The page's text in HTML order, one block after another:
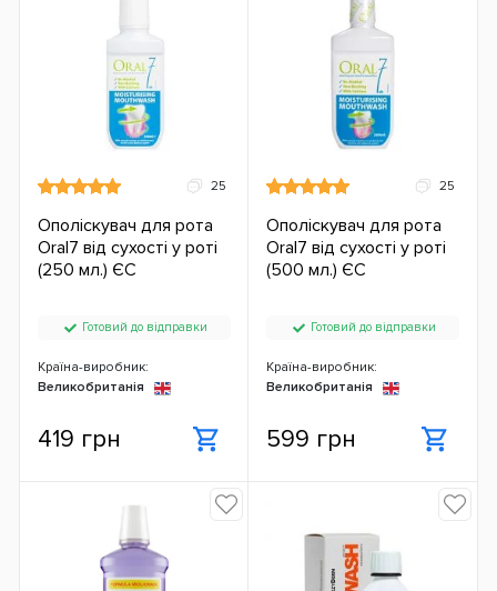
25
Ополіскувач для рота
Oral7 від сухості у роті
(250 мл.) ЄС
Готовий до відправки
Країна-виробник:
Великобританія
419 грн
25
Ополіскувач для рота
Oral7 від сухості у роті
(500 мл.) ЄС
Готовий до відправки
Країна-виробник:
Великобританія
599 грн